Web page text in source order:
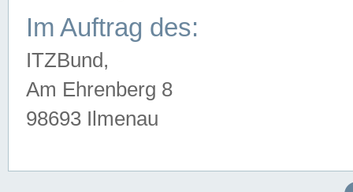
Im Auftrag des:
ITZBund,
Am Ehrenberg 8
98693 Ilmenau